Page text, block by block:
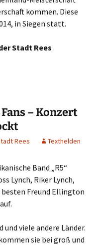
kommen. Diese
in Siegen statt.
Stadt Rees
– Konzert
Rees Texthelden
Band „R5“
Lynch, Riker Lynch,
besten Freund Ellington
viele andere Länder.
sie bei groß und